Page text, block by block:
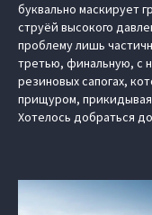
буквально маскирует
струёй высокого
проблему лишь
третью, финальную, с
резиновых сапогах,
прищуром,
Хотелось добраться